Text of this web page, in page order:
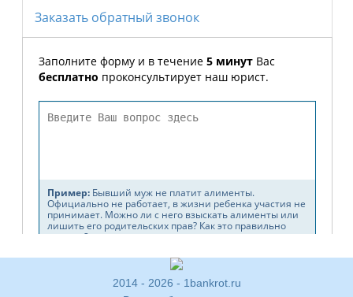
2014 - 2026 - 1bankrot.ru